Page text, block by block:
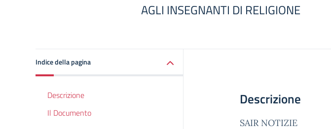
AGLI INSEGNANTI DI RELIGIONE
Indice della pagina
Descrizione
Il Documento
Descrizione
SAIR NOTIZIE